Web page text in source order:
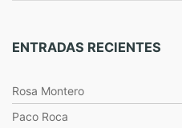
ENTRADAS RECIENTES
Rosa Montero
Paco Roca